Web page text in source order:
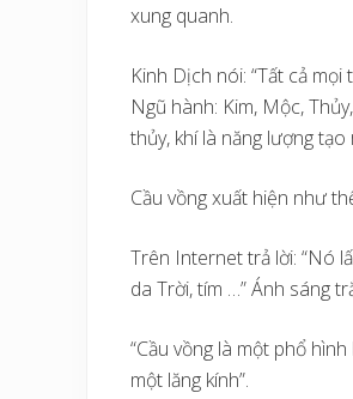
xung quanh.
Kinh Dịch nói: “Tất cả
Ngũ hành: Kim, Mộc,
thủy, khí là năng lượng
Cầu vồng xuất hiện như
Trên Internet trả lời: “Nó
da Trời, tím …” Ánh sáng
“Cầu vồng là một phổ
một lăng kính”.